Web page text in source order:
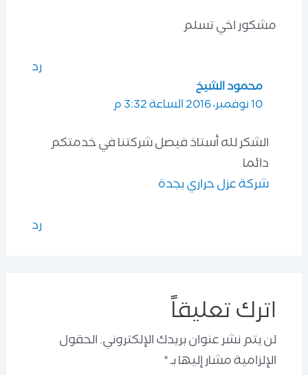
مشكور اخي تسلم
رد
محمود الشيخ
10 نوفمبر، 2016 الساعة 3:32 م
الشكر لله أستاذ فيصل شركتنا في خدمتكم
دائما
شركة عزل حراري بجدة
رد
اترك تعليقاً
لن يتم نشر عنوان بريدك الإلكتروني.الحقول
الإلزامية مشار إليها بـ*